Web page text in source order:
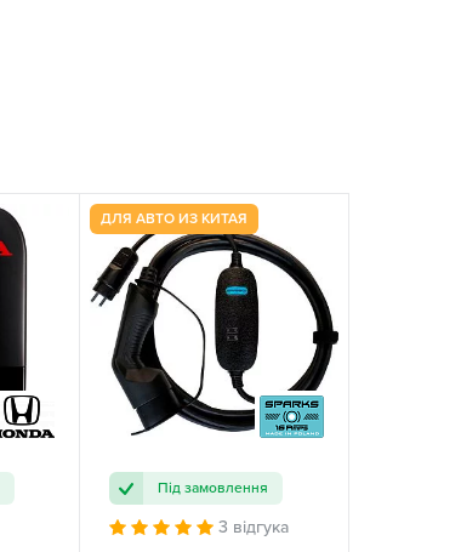
ДЛЯ АВТО ИЗ КИТАЯ
Під замовлення
3 відгука